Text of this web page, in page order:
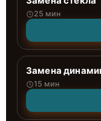
25 мин
Замена
15 мин